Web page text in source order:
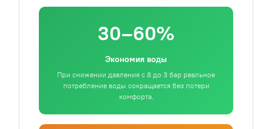
30–60%
Экономия воды
При снижении давления с 8 до 3 бар реальное
потребление воды сокращается без потери
комфорта.